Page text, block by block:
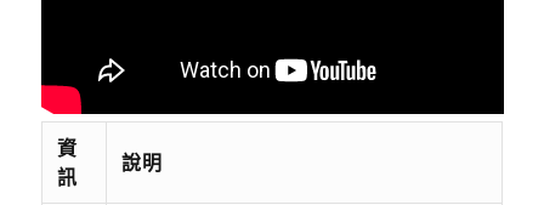
資
訊
說明